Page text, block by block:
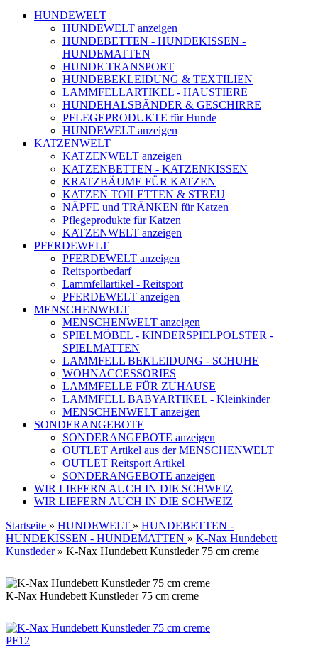
HUNDEWELT
HUNDEWELT anzeigen
HUNDEBETTEN - HUNDEKISSEN -
HUNDEMATTEN
HUNDE TRANSPORT
HUNDEBEKLEIDUNG & TEXTILIEN
LAMMFELLARTIKEL - HAUSTIERE
HUNDEHALSBÄNDER & GESCHIRRE
PFLEGEPRODUKTE für Hunde
HUNDEWELT anzeigen
KATZENWELT
KATZENWELT anzeigen
KATZENBETTEN - KATZENKISSEN
KRATZBÄUME FÜR KATZEN
KATZEN TOILETTEN & STREU
NÄPFE und TRÄNKEN für Katzen
Pflegeprodukte für Katzen
KATZENWELT anzeigen
PFERDEWELT
PFERDEWELT anzeigen
Reitsportbedarf
Lammfellartikel - Reitsport
PFERDEWELT anzeigen
MENSCHENWELT
MENSCHENWELT anzeigen
SPIELMÖBEL - KINDERSPIELPOLSTER -
SPIELMATTEN
LAMMFELL BEKLEIDUNG - SCHUHE
WOHNACCESSORIES
LAMMFELLE FÜR ZUHAUSE
LAMMFELL BABYARTIKEL - Kleinkinder
MENSCHENWELT anzeigen
SONDERANGEBOTE
SONDERANGEBOTE anzeigen
OUTLET Artikel aus der MENSCHENWELT
OUTLET Reitsport Artikel
SONDERANGEBOTE anzeigen
WIR LIEFERN AUCH IN DIE SCHWEIZ
WIR LIEFERN AUCH IN DIE SCHWEIZ
Startseite » HUNDEWELT » HUNDEBETTEN -
HUNDEKISSEN - HUNDEMATTEN » K-Nax Hundebett
Kunstleder » K-Nax Hundebett Kunstleder 75 cm creme
K-Nax Hundebett Kunstleder 75 cm creme
PF12